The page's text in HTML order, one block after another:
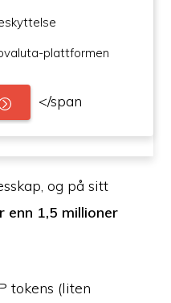
plattformen
</span
og på sitt
enn 1,5 millioner
tokens (liten